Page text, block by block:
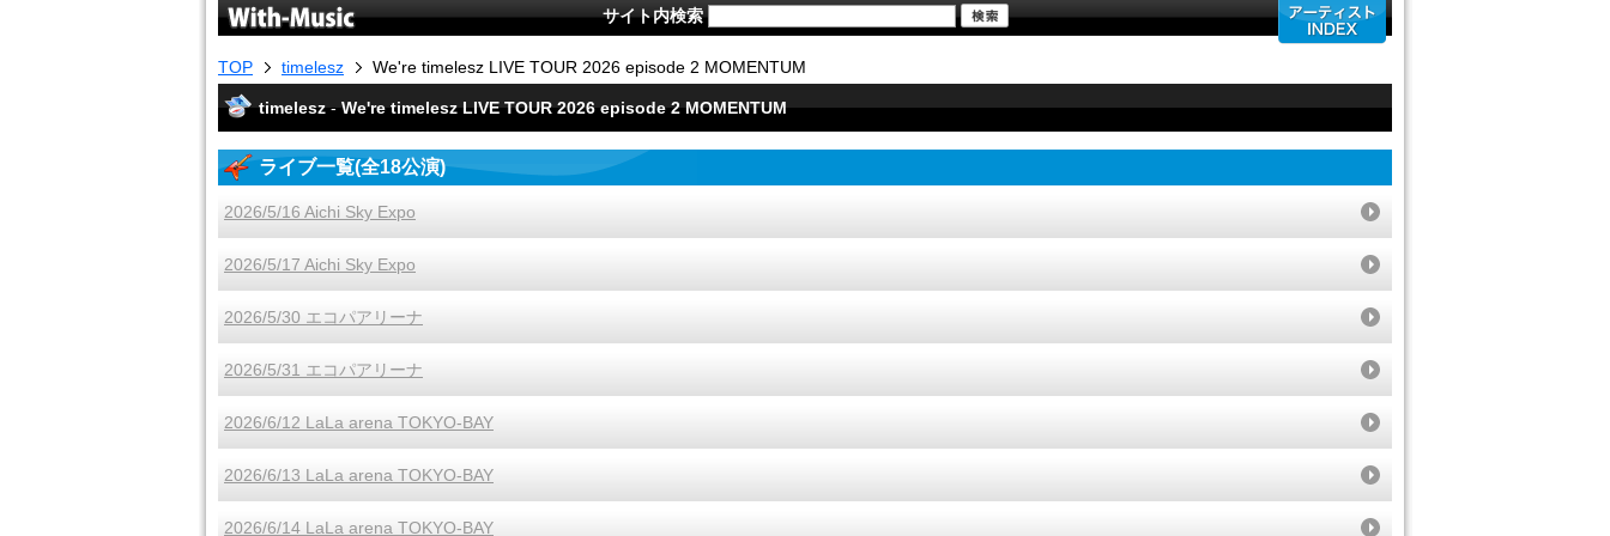
サイト内検索
TOP timelesz We're timelesz LIVE TOUR 2026 episode 2 MOMENTUM
timelesz-We're timelesz LIVE TOUR 2026 episode 2 MOMENTUM
ライブ一覧(全18公演)
2026/5/16 Aichi Sky Expo
2026/5/17 Aichi Sky Expo
2026/5/30 エコパアリーナ
2026/5/31 エコパアリーナ
2026/6/12 LaLa arena TOKYO-BAY
2026/6/13 LaLa arena TOKYO-BAY
2026/6/14 LaLa arena TOKYO-BAY